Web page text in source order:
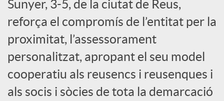
S
o
c
Sunyer, 3-5, de la ciutat de Reus,
reforça el compromís de l’entitat per la
proximitat, l’assessorament
personalitzat, apropant el seu model
cooperatiu als reusencs i reusenques i
als socis i sòcies de tota la demarcació